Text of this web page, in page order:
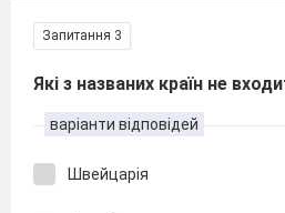
Запитання 3
Які з названих країн не
варіанти відповідей
Швейцарія